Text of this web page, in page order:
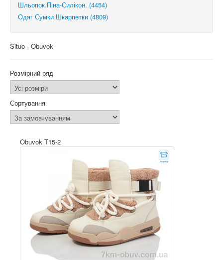
Шльопок.Піна-Силікон. (4454)
Одяг Сумки Шкарпетки (4809)
Situo - Obuvok
Розмірний ряд
Сортування
Obuvok T15-2